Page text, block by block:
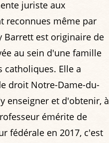
juriste aux
reconnues même par
Barrett est originaire de
au sein d'une famille
catholiques. Elle a
droit Notre-Dame-du-
enseigner et d'obtenir, à
émérite de
fédérale en 2017, c'est